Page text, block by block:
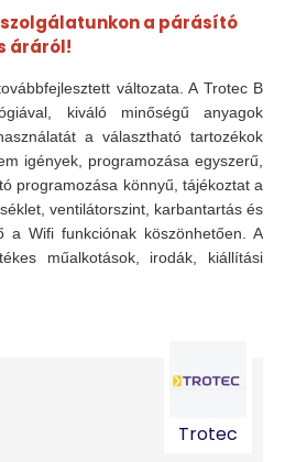
a párásító
áráról!
változata. A Trotec B
kiváló minőségű anyagok
a választható tartozékok
igények, programozása egyszerű,
programozása könnyű, tájékoztat a
ventilátorszint, karbantartás és
a Wifi funkciónak köszönhetően. A
műalkotások, irodák, kiállítási
Trotec